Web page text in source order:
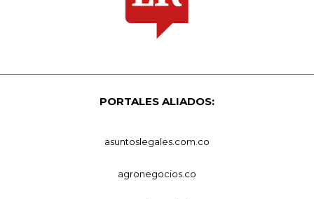
PORTALES ALIADOS:
asuntoslegales.com.co
agronegocios.co